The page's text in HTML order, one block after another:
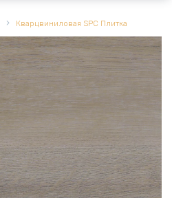
Кварцвиниловая SPC Плитка